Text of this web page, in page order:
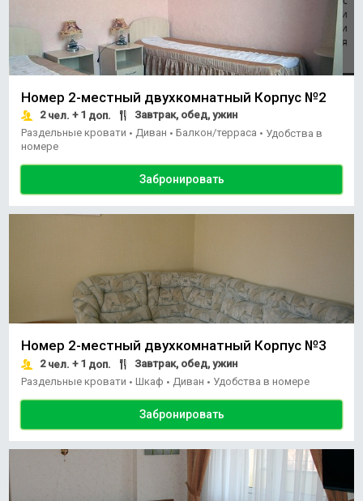
Номер 2-местный двухкомнатный Корпус №2
2чел. + 1 доп.
Завтрак, обед, ужин
Раздельные кровати • Диван • Балкон/терраса • Удобства в
номере
Забронировать
Номер 2-местный двухкомнатный Корпус №3
2чел. + 1 доп.
Завтрак, обед, ужин
Раздельные кровати • Шкаф • Диван • Удобства в номере
Забронировать